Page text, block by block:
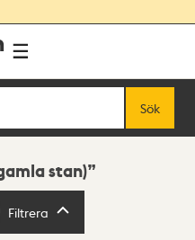
Sök
stan)
Filtrera